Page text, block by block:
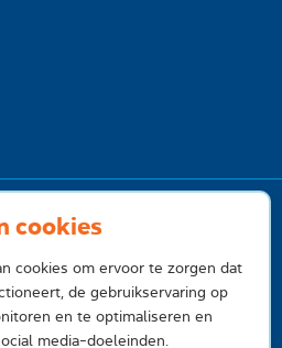
cookies
cookies om ervoor te zorgen dat
de gebruikservaring op
en te optimaliseren en
media-doeleinden.